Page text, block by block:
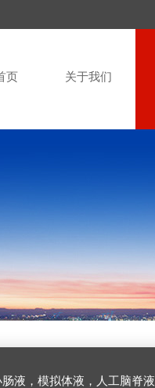
页 关于我们
液，模拟体液，人工脑脊液